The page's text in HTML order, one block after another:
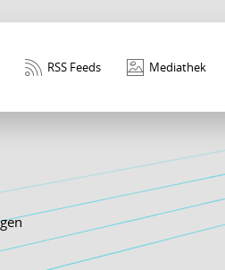
RSS Feeds Mediathek